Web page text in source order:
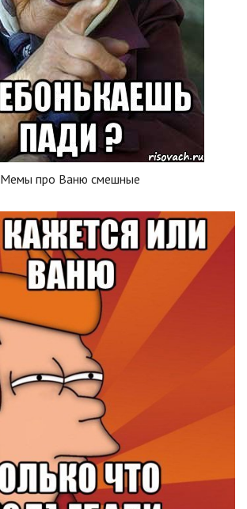
Мемы про Ваню смешные